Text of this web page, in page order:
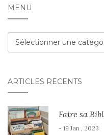
MENU
Menu
ARTICLES RÉCENTS
Faire sa
- 19 Jan , 2023